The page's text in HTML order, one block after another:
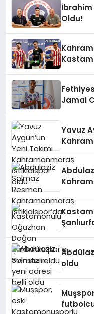
İbrahim
Oldu!
Jamal
Yavuz
oldu